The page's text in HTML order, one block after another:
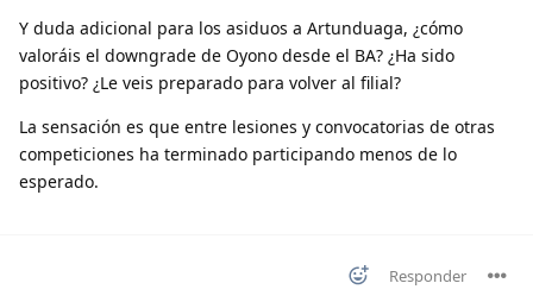
Y duda adicional para los asiduos a Artunduaga, ¿cómo
valoráis el downgrade de Oyono desde el BA? ¿Ha sido
positivo? ¿Le veis preparado para volver al filial?
La sensación es que entre lesiones y convocatorias de otras
competiciones ha terminado participando menos de lo
esperado.
Responder